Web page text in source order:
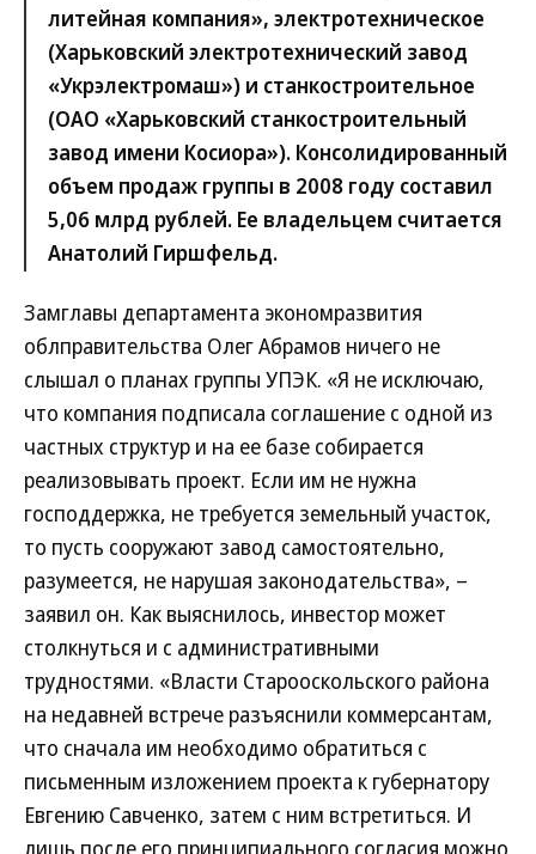
литейная компания», электротехническое
(Харьковский электротехнический завод
«Укрэлектромаш») и станкостроительное
(ОАО «Харьковский станкостроительный
завод имени Косиора»). Консолидированный
объем продаж группы в 2008 году составил
5,06 млрд рублей. Ее владельцем считается
Анатолий Гиршфельд.
Замглавы департамента экономразвития
облправительства Олег Абрамов ничего не
слышал о планах группы УПЭК. «Я не исключаю,
что компания подписала соглашение с одной из
частных структур и на ее базе собирается
реализовывать проект. Если им не нужна
господдержка, не требуется земельный участок,
то пусть сооружают завод самостоятельно,
разумеется, не нарушая законодательства», –
заявил он. Как выяснилось, инвестор может
столкнуться и с административными
трудностями. «Власти Старооскольского района
на недавней встрече разъяснили коммерсантам,
что сначала им необходимо обратиться с
письменным изложением проекта к губернатору
Евгению Савченко, затем с ним встретиться. И
лишь после его принципиального согласия можно